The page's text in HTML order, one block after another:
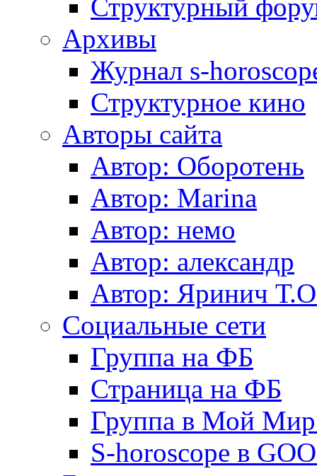
Структурный
Архивы
Журнал s-
Структурное кино
Авторы сайта
Автор: Оборотень
Автор: Marina
Автор: немo
Автор: александр
Автор: Яринич
Социальные сети
Группа на ФБ
Страница на ФБ
Группа в Мой
S-horoscope в